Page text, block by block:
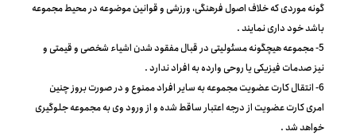
تماس با ما
گونه موردی که خلاف اصول فرهنگی، ورزشی و قوانین موضوعه در محیط مجموعه
باشد خود داری نمایند .
5- مجموعه هیچگونه مسئولیتی در قبال مفقود شدن اشیاء شخصی و قیمتی و
نیز صدمات فیزیکی یا روحی وارده به افراد ندارد .
6- انتقال کارت عضویت مجموعه به سایر افراد ممنوع و در صورت بروز چنین
امری کارت عضویت از درجه اعتبار ساقط شده و از ورود وی به مجموعه جلوگیری
خواهد شد .